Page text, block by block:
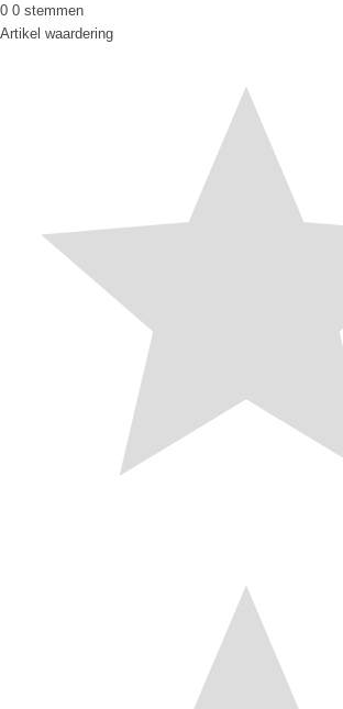
0 0 stemmen
Artikel waardering